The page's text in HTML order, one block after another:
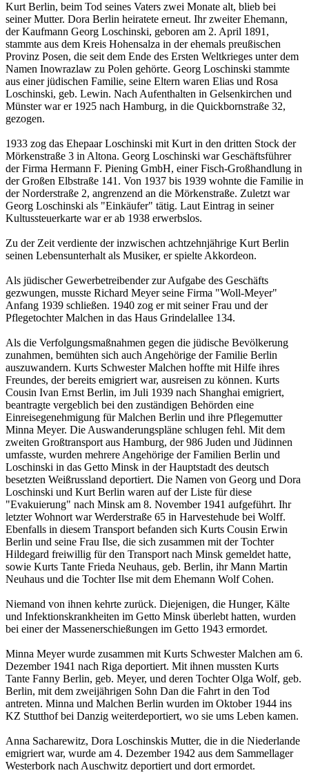
Kurt Berlin, beim Tod seines Vaters zwei Monate alt, blieb bei
seiner Mutter. Dora Berlin heiratete erneut. Ihr zweiter Ehemann,
der Kaufmann Georg Loschinski, geboren am 2. April 1891,
stammte aus dem Kreis Hohensalza in der ehemals preußischen
Provinz Posen, die seit dem Ende des Ersten Weltkrieges unter dem
Namen Inowrazlaw zu Polen gehörte. Georg Loschinski stammte
aus einer jüdischen Familie, seine Eltern waren Elias und Rosa
Loschinski, geb. Lewin. Nach Aufenthalten in Gelsenkirchen und
Münster war er 1925 nach Hamburg, in die Quickbornstraße 32,
gezogen.
1933 zog das Ehepaar Loschinski mit Kurt in den dritten Stock der
Mörkenstraße 3 in Altona. Georg Loschinski war Geschäftsführer
der Firma Hermann F. Piening GmbH, einer Fisch-Großhandlung in
der Großen Elbstraße 141. Von 1937 bis 1939 wohnte die Familie in
der Norderstraße 2, angrenzend an die Mörkenstraße. Zuletzt war
Georg Loschinski als "Einkäufer" tätig. Laut Eintrag in seiner
Kultussteuerkarte war er ab 1938 erwerbslos.
Zu der Zeit verdiente der inzwischen achtzehnjährige Kurt Berlin
seinen Lebensunterhalt als Musiker, er spielte Akkordeon.
Als jüdischer Gewerbetreibender zur Aufgabe des Geschäfts
gezwungen, musste Richard Meyer seine Firma "Woll-Meyer"
Anfang 1939 schließen. 1940 zog er mit seiner Frau und der
Pflegetochter Malchen in das Haus Grindelallee 134.
Als die Verfolgungsmaßnahmen gegen die jüdische Bevölkerung
zunahmen, bemühten sich auch Angehörige der Familie Berlin
auszuwandern. Kurts Schwester Malchen hoffte mit Hilfe ihres
Freundes, der bereits emigriert war, ausreisen zu können. Kurts
Cousin Ivan Ernst Berlin, im Juli 1939 nach Shanghai emigriert,
beantragte vergeblich bei den zuständigen Behörden eine
Einreisegenehmigung für Malchen Berlin und ihre Pflegemutter
Minna Meyer. Die Auswanderungspläne schlugen fehl. Mit dem
zweiten Großtransport aus Hamburg, der 986 Juden und Jüdinnen
umfasste, wurden mehrere Angehörige der Familien Berlin und
Loschinski in das Getto Minsk in der Hauptstadt des deutsch
besetzten Weißrussland deportiert. Die Namen von Georg und Dora
Loschinski und Kurt Berlin waren auf der Liste für diese
"Evakuierung" nach Minsk am 8. November 1941 aufgeführt. Ihr
letzter Wohnort war Werderstraße 65 in Harvestehude bei Wolff.
Ebenfalls in diesem Transport befanden sich Kurts Cousin Erwin
Berlin und seine Frau Ilse, die sich zusammen mit der Tochter
Hildegard freiwillig für den Transport nach Minsk gemeldet hatte,
sowie Kurts Tante Frieda Neuhaus, geb. Berlin, ihr Mann Martin
Neuhaus und die Tochter Ilse mit dem Ehemann Wolf Cohen.
Niemand von ihnen kehrte zurück. Diejenigen, die Hunger, Kälte
und Infektionskrankheiten im Getto Minsk überlebt hatten, wurden
bei einer der Massenerschießungen im Getto 1943 ermordet.
Minna Meyer wurde zusammen mit Kurts Schwester Malchen am 6.
Dezember 1941 nach Riga deportiert. Mit ihnen mussten Kurts
Tante Fanny Berlin, geb. Meyer, und deren Tochter Olga Wolf, geb.
Berlin, mit dem zweijährigen Sohn Dan die Fahrt in den Tod
antreten. Minna und Malchen Berlin wurden im Oktober 1944 ins
KZ Stutthof bei Danzig weiterdeportiert, wo sie ums Leben kamen.
Anna Sacharewitz, Dora Loschinskis Mutter, die in die Niederlande
emigriert war, wurde am 4. Dezember 1942 aus dem Sammellager
Westerbork nach Auschwitz deportiert und dort ermordet.